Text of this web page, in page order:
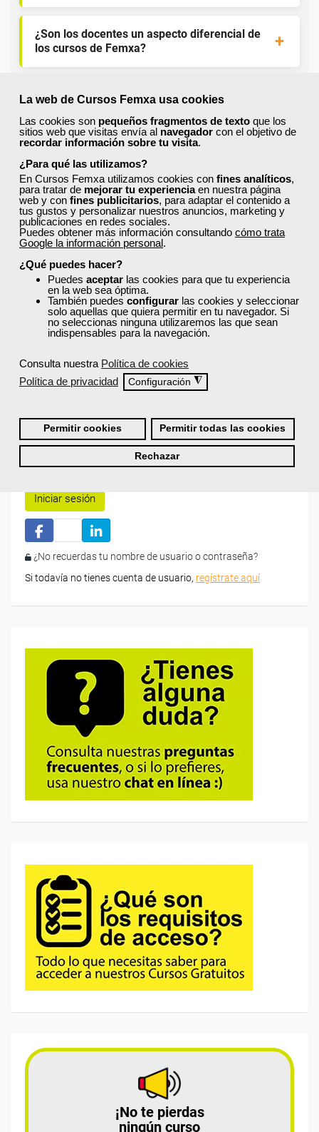
La web de Cursos Femxa usa cookies
Las cookies son pequeños fragmentos de texto que los
sitios web que visitas envía al navegador con el objetivo de
recordar información sobre tu visita.
¿Para qué las utilizamos?
En Cursos Femxa utilizamos cookies con fines analíticos,
para tratar de mejorar tu experienciaen nuestra página
web y con fines publicitarios, para adaptar el contenido a
tus gustos y personalizar nuestros anuncios, marketing y
publicaciones en redes sociales.
Puedes obtener más información consultando cómo trata
Google la información personal.
¿Qué puedes hacer?
Puedes aceptar las cookies para que tu experiencia
en la web sea óptima.
También puedes configurar las cookies y seleccionar
solo aquellas que quiera permitir en tu navegador. Si
no seleccionas ninguna utilizaremos las que sean
indispensables para la navegación.
Consulta nuestra Política de cookies
Política de privacidad
Configuración ◮
Permitir cookies Permitir todas las cookies
Rechazar
¿Son los docentes un aspecto diferencial de
los cursos de Femxa?
¿Los cursos de Femxa son prácticos y tienen
temario actualizado?
finaliza su formación?
¿Recibiré un certificado al finalizar un curso
gratuito?
Inicia sesión:
sesión con Facebook, Google o LinkedIn:
Recordarme
Iniciar sesión
¿No recuerdas tu nombre de usuario o contraseña?
Si todavía no tienes cuenta de usuario, regístrate aquí
¡No te pierdas
ningún curso